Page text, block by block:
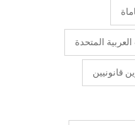
المتحدة
قانونيين